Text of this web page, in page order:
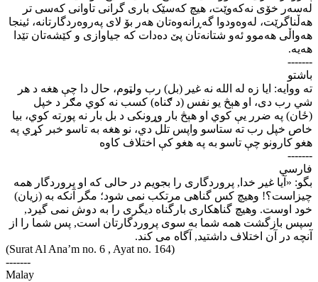
له‌سه‌ر خۆی نه‌که‌وێت، هیچ که‌سێک باری گرانی تاوانی که‌سی تر
هه‌ڵناگرێت، له‌وه‌ودوا گه‌ڕانه‌وه‌تان هه‌ر بۆ لای په‌روه‌ردگارتانه‌، ئینجا
هه‌واڵی هه‌موو ئه‌و شتانه‌تان پێ ده‌دات که جیاوازی و کێشه‌تان تێدا
هه‌یه‌.
-------
باشتو
ته ووایه: ایا زه له الله نه غیر (بل) رب ولټوم، حال دا چې هغه د هر
شي رب دى، او هېڅ یو نفس (د ګناه) كسب نه كوي مګر د خپل
(ځان) په ضرر يې كوي او هېڅ بار وړونكى د بل بار نه پورته كوي، بیا
خاص خپل رب ته ستاسو واپس تلل دي، نو هغه به تاسو خبر كړي په
هغو كارونو چې تاسو به په هغو كې اختلاف كاوه
-------
فارسي
بگو: «آيا غير خدا, پروردگاری را بجويم در حالی که او پروردگار همه
چيزاست؟! وهيچ کس گناهی مرتکب نمی شود؛ مگر آنکه به (زيان)
خود اوست. وهيچ گناهکاری بارگناه ديگری را به دوش نمی گيرد,
سپس بازگشت همه شما به سوی پروردگارتان است, پس شما را از
آنچه در آن اختلاف داشتيد, آگاه می کند.
(Surat Al Ana’m no. 6 , Ayat no. 164)
-------
Malay